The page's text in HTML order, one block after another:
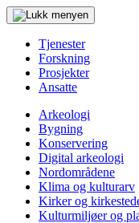
Tjenester
Forskning
Prosjekter
Ansatte
Arkeologi
Bygning
Konservering
Digital arkeologi
Nordområdene
Klima og kulturarv
Kirker og
Kulturmiljøer og